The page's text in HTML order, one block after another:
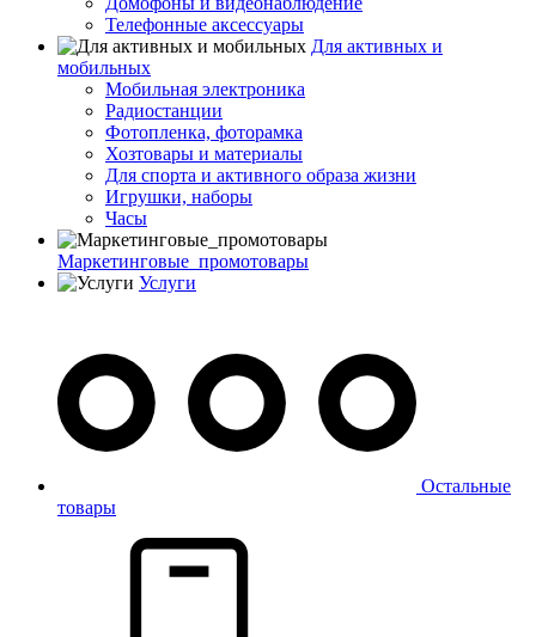
Телефонные аксессуары
Для активных и
мобильных
Мобильная электроника
Радиостанции
Фотопленка, фоторамка
Хозтовары и материалы
Для спорта и активного образа жизни
Игрушки, наборы
Часы
Маркетинговые_промотовары
Услуги
Остальные
товары